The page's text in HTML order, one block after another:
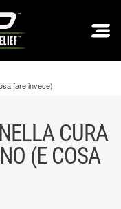
fare invece)
CURA
(E COSA